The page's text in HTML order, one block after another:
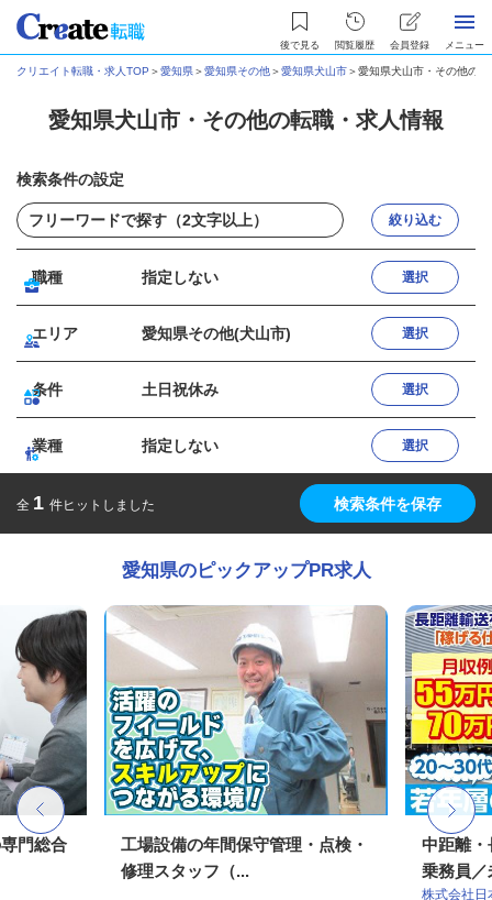
後で見る 閲覧履歴 会員登録 メニュー
クリエイト転職・求人TOP ＞愛知県＞愛知県その他＞愛知県犬山市＞愛知県犬山市・その他の
愛知県犬山市・その他の転職・求人情報
検索条件の設定
絞り込む
職種 指定しない 選択
エリア 愛知県その他(犬山市) 選択
条件 土日祝休み 選択
業種 指定しない 選択
全 1 件ヒットしました 検索条件を保存
愛知県のピックアップPR求人
門総合
工場設備の年間保守管理・点検・
修理スタッフ（...
中距離・
乗務員／
株式会社日